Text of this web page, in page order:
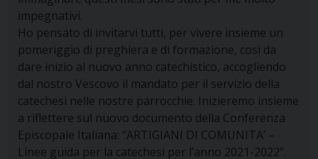
impegnativi.
Ho pensato di invitarvi tutti, per vivere insieme un
pomeriggio di preghiera e di formazione, così da
dare inizio al nuovo anno catechistico, accogliendo
dal nostro Vescovo il mandato per il servizio della
catechesi nelle nostre parrocchie. Inizieremo insieme
a riflettere sul nuovo documento della Conferenza
Episcopale Italiana: “ARTIGIANI DI COMUNITA’ –
Linee guida per la catechesi per l’anno 2021-2022”.